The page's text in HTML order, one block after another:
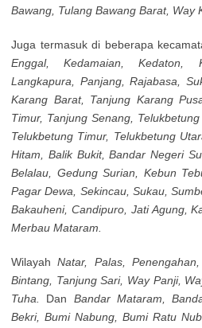
Bawang, Tulang Bawang Barat, Way
Juga termasuk di beberapa
Enggal, Kedamaian, Kedaton,
Langkapura, Panjang, Rajabasa,
Karang Barat, Tanjung Karang
Timur, Tanjung Senang,
Telukbetung Timur, Telukbetung
Hitam, Balik Bukit, Bandar Negeri
Belalau, Gedung Surian, Kebun
Pagar Dewa, Sekincau, Sukau,
Bakauheni, Candipuro, Jati Agung,
Merbau Mataram.
Wilayah Natar, Palas,
Bintang, Tanjung Sari, Way Panji,
Tuha.
Dan Bandar Mataram,
Bekri, Bumi Nabung, Bumi Ratu